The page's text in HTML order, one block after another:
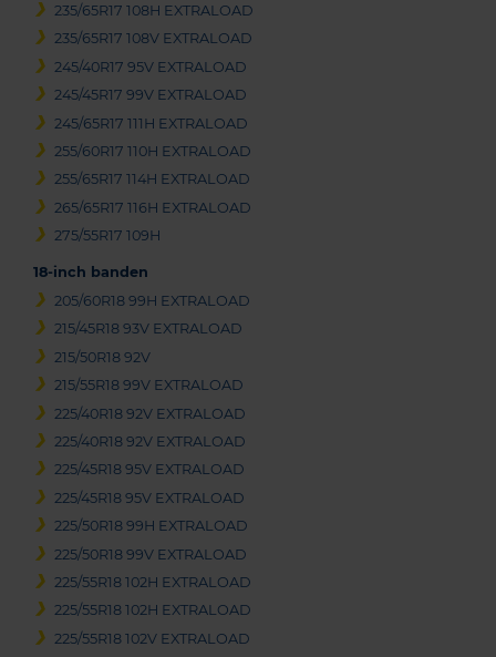
235/65R17 108H EXTRALOAD
235/65R17 108V EXTRALOAD
245/40R17 95V EXTRALOAD
245/45R17 99V EXTRALOAD
245/65R17 111H EXTRALOAD
255/60R17 110H EXTRALOAD
255/65R17 114H EXTRALOAD
265/65R17 116H EXTRALOAD
275/55R17 109H
18-inch banden
205/60R18 99H EXTRALOAD
215/45R18 93V EXTRALOAD
215/50R18 92V
215/55R18 99V EXTRALOAD
225/40R18 92V EXTRALOAD
225/40R18 92V EXTRALOAD
225/45R18 95V EXTRALOAD
225/45R18 95V EXTRALOAD
225/50R18 99H EXTRALOAD
225/50R18 99V EXTRALOAD
225/55R18 102H EXTRALOAD
225/55R18 102H EXTRALOAD
225/55R18 102V EXTRALOAD